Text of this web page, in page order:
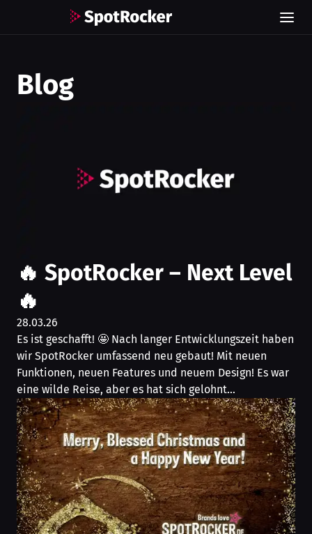
Blog
🔥 SpotRocker – Next Level
🔥
28.03.26
Es ist geschafft! 🤩 Nach langer Entwicklungszeit haben
wir SpotRocker umfassend neu gebaut! Mit neuen
Funktionen, neuen Features und neuem Design! Es war
eine wilde Reise, aber es hat sich gelohnt…